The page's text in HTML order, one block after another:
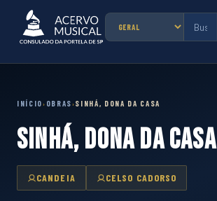
INÍCIO› OBRAS›SINHÁ, DONA DA CASA
SINHÁ, DONA DA CASA
CANDEIA CELSO CADORSO